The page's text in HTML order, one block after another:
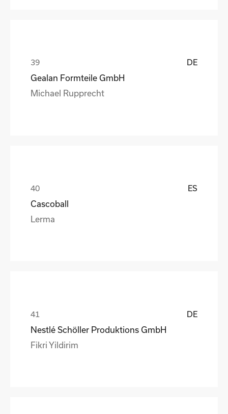
DE
Gealan Formteile GmbH
Michael Rupprecht
ES
Cascoball
Lerma
DE
Nestlé Schöller Produktions GmbH
Fikri Yildirim